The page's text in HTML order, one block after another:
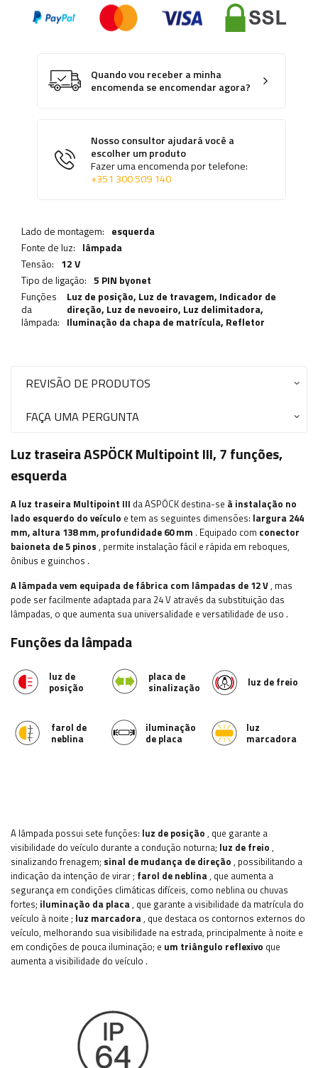
Quando vou receber a minha
encomenda se encomendar agora?
Nosso consultor ajudará você a
escolher um produto
Fazer uma encomenda por telefone:
+351 300 509 140
Lado de montagem: esquerda
Fonte de luz: lâmpada
Tensão: 12 V
Tipo de ligação: 5 PIN byonet
Funções
da
lâmpada:
Luz de posição, Luz de travagem, Indicador de
direção, Luz de nevoeiro, Luz delimitadora,
Iluminação da chapa de matrícula, Refletor
REVISÃO DE PRODUTOS
FAÇA UMA PERGUNTA
Luz traseira ASPÖCK Multipoint III, 7 funções,
esquerda
A luz traseira Multipoint III da ASPÖCK destina-se à instalação no
lado esquerdo do veículo e tem as seguintes dimensões: largura 244
mm, altura 138 mm, profundidade 60 mm . Equipado com conector
baioneta de 5 pinos , permite instalação fácil e rápida em reboques,
ônibus e guinchos .
A lâmpada vem equipada de fábrica com lâmpadas de 12 V, mas
pode ser facilmente adaptada para 24 V através da substituição das
lâmpadas, o que aumenta sua universalidade e versatilidade de uso .
Funções da lâmpada
luz de
posição
placa de
sinalização
luz de freio
farol de
neblina
iluminação
de placa
luz
marcadora
A lâmpada possui sete funções: luz de posição , que garante a
visibilidade do veículo durante a condução noturna; luz de freio ,
sinalizando frenagem; sinal de mudança de direção , possibilitando a
indicação da intenção de virar; farol de neblina, que aumenta a
segurança em condições climáticas difíceis, como neblina ou chuvas
fortes; iluminação da placa, que garante a visibilidade da matrícula do
veículo à noite ; luz marcadora, que destaca os contornos externos do
veículo, melhorando sua visibilidade na estrada, principalmente à noite e
em condições de pouca iluminação; e um triângulo reflexivo que
aumenta a visibilidade do veículo .